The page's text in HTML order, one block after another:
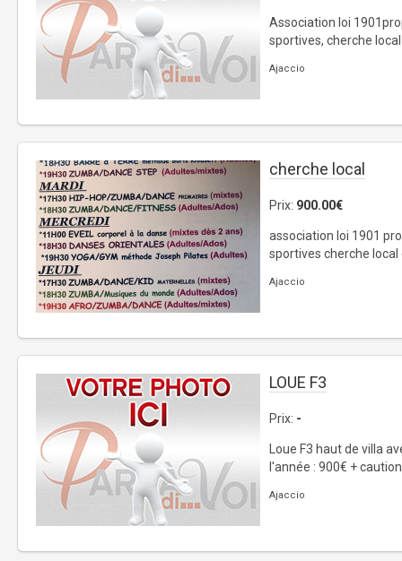
Association loi
sportives, cherche
Ajaccio
cherche local
Prix: 900.00€
association loi 1901
sportives cherche
Ajaccio
LOUE F3
Prix: -
Loue F3 haut de villa
l'année : 900€ +
Ajaccio